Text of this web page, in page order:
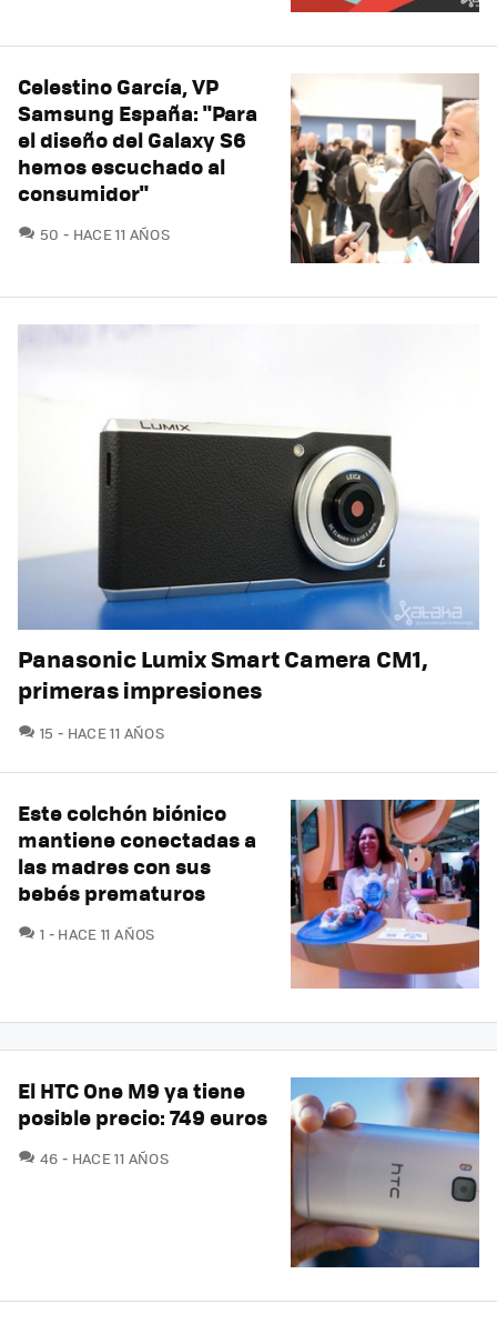
Celestino García, VP
Samsung España: "Para
el diseño del Galaxy S6
hemos escuchado al
consumidor"
50 COMENTARIOS
HACE 11 AÑOS
Panasonic Lumix Smart Camera CM1,
primeras impresiones
15 COMENTARIOS
HACE 11 AÑOS
Este colchón biónico
mantiene conectadas a
las madres con sus
bebés prematuros
1 COMENTARIOS
HACE 11 AÑOS
El HTC One M9 ya tiene
posible precio: 749 euros
46 COMENTARIOS
HACE 11 AÑOS